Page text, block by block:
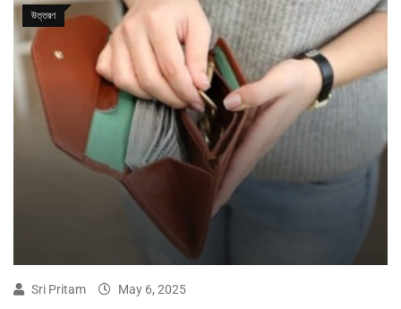
উত্তরণ
Sri Pritam May 6, 2025